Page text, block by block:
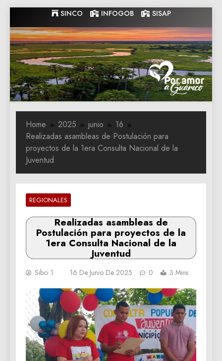
to
content
SINCO INFOGOB SISAP
Gobernacion
de Guarico
Gobernacion de Guarico
Home 2025 junio
16
Realizadas asambleas de Postulación para
proyectos de la 1era Consulta Nacional de la
Juventud
REGIONALES
Realizadas asambleas de
Postulación para proyectos de la
1era Consulta Nacional de la
Juventud
Sibci 1 16 De Junio De 2025 0 3 Mins